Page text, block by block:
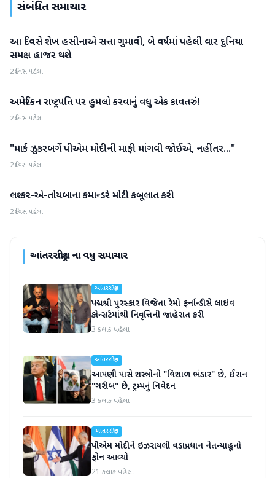
સંબંધિત સમાચાર
આંતરરાષ્ટ્રીય
આ દિવસે શેખ હસીનાએ સત્તા ગુમાવી, બે વર્ષમાં પહેલી વાર દુનિયા
સમક્ષ હાજર થશે
2 દિવસ પહેલા
આંતરરાષ્ટ્રીય
અમેરિકન રાષ્ટ્રપતિ પર હુમલો કરવાનું વધુ એક કાવતરું!
2 દિવસ પહેલા
આંતરરાષ્ટ્રીય
"માર્ક ઝુકરબર્ગે પીએમ મોદીની માફી માંગવી જોઈએ, નહીંતર..."
2 દિવસ પહેલા
આંતરરાષ્ટ્રીય
લશ્કર-એ-તોયબાના કમાન્ડરે મોટી કબૂલાત કરી
2 દિવસ પહેલા
આંતરરાષ્ટ્રીયના વધુ સમાચાર
આંતરરાષ્ટ્રીય
પદ્મશ્રી પુરસ્કાર વિજેતા રેમો ફર્નાન્ડીસે લાઇવ
કોન્સર્ટમાંથી નિવૃત્તિની જાહેરાત કરી
3 કલાક પહેલા
આંતરરાષ્ટ્રીય
આપણી પાસે શસ્ત્રોનો "વિશાળ ભંડાર" છે, ઈરાન
"ગરીબ" છે, ટ્રમ્પનું નિવેદન
3 કલાક પહેલા
આંતરરાષ્ટ્રીય
પીએમ મોદીને ઇઝરાયલી વડાપ્રધાન નેતન્યાહૂનો
ફોન આવ્યો
21 કલાક પહેલા